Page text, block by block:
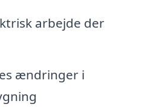
arbejde der
ændringer i